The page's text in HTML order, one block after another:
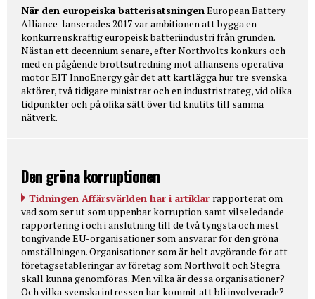
När den europeiska batterisatsningen European Battery
Alliance lanserades 2017 var ambitionen att bygga en
konkurrenskraftig europeisk batteriindustri från grunden.
Nästan ett decennium senare, efter Northvolts konkurs och
med en pågående brottsutredning mot alliansens operativa
motor EIT InnoEnergy går det att kartlägga hur tre svenska
aktörer, två tidigare ministrar och en industristrateg, vid olika
tidpunkter och på olika sätt över tid knutits till samma
nätverk.
Den gröna korruptionen
Tidningen Affärsvärlden har i artiklar rapporterat om
vad som ser ut som uppenbar korruption samt vilseledande
rapportering i och i anslutning till de två tyngsta och mest
tongivande EU-organisationer som ansvarar för den gröna
omställningen. Organisationer som är helt avgörande för att
företagsetableringar av företag som Northvolt och Stegra
skall kunna genomföras. Men vilka är dessa organisationer?
Och vilka svenska intressen har kommit att bli involverade?